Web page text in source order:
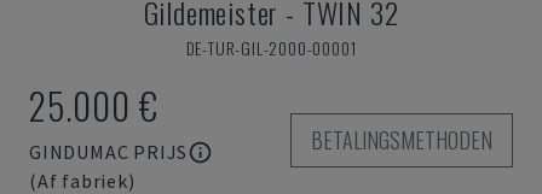
Gildemeister - TWIN 32
DE-TUR-GIL-2000-00001
25.000 €
GINDUMAC PRIJS
(Af fabriek)
BETALINGSMETHODEN